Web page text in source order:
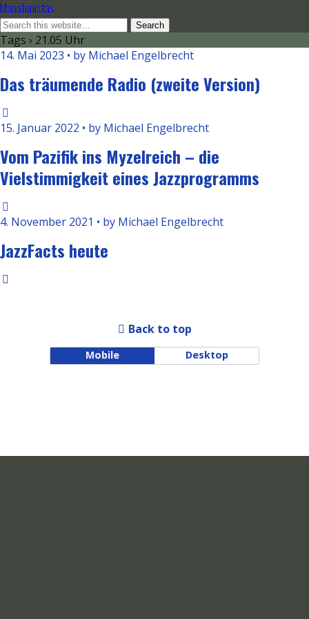
Manafonistas
Tags › 21.05 Uhr
14. Mai 2023 • by Michael Engelbrecht
Das träumende Radio (zweite Version)
15. Januar 2022 • by Michael Engelbrecht
Vom Pazifik ins Myzelreich – die
Vielstimmigkeit eines Jazzprogramms
4. November 2021 • by Michael Engelbrecht
JazzFacts heute
Back to top
Mobile Desktop